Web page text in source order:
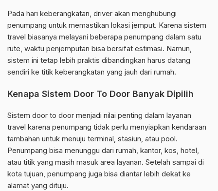
Pada hari keberangkatan, driver akan menghubungi
penumpang untuk memastikan lokasi jemput. Karena sistem
travel biasanya melayani beberapa penumpang dalam satu
rute, waktu penjemputan bisa bersifat estimasi. Namun,
sistem ini tetap lebih praktis dibandingkan harus datang
sendiri ke titik keberangkatan yang jauh dari rumah.
Kenapa Sistem Door To Door Banyak Dipilih
Sistem door to door menjadi nilai penting dalam layanan
travel karena penumpang tidak perlu menyiapkan kendaraan
tambahan untuk menuju terminal, stasiun, atau pool.
Penumpang bisa menunggu dari rumah, kantor, kos, hotel,
atau titik yang masih masuk area layanan. Setelah sampai di
kota tujuan, penumpang juga bisa diantar lebih dekat ke
alamat yang dituju.